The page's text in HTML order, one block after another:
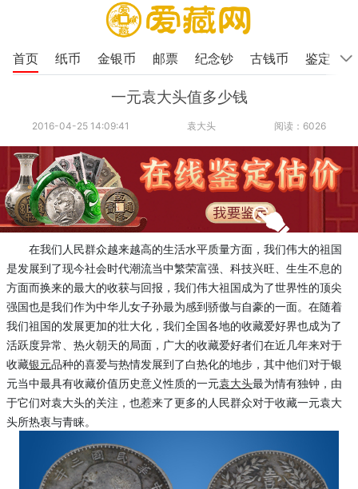
首页 纸币 金银币 邮票 纪念钞 古钱币 鉴定
一元袁大头值多少钱
2016-04-25 14:09:41 袁大头 阅读：6026
在我们人民群众越来越高的生活水平质量方面，我们伟大的祖国
是发展到了现今社会时代潮流当中繁荣富强、科技兴旺、生生不息的
方面而换来的最大的收获与回报，我们伟大祖国成为了世界性的顶尖
强国也是我们作为中华儿女子孙最为感到骄傲与自豪的一面。在随着
我们祖国的发展更加的壮大化，我们全国各地的收藏爱好界也成为了
活跃度异常、热火朝天的局面，广大的收藏爱好者们在近几年来对于
收藏银元品种的喜爱与热情发展到了白热化的地步，其中他们对于银
元当中最具有收藏价值历史意义性质的一元袁大头最为情有独钟，由
于它们对袁大头的关注，也惹来了更多的人民群众对于收藏一元袁大
头所热衷与青睐。